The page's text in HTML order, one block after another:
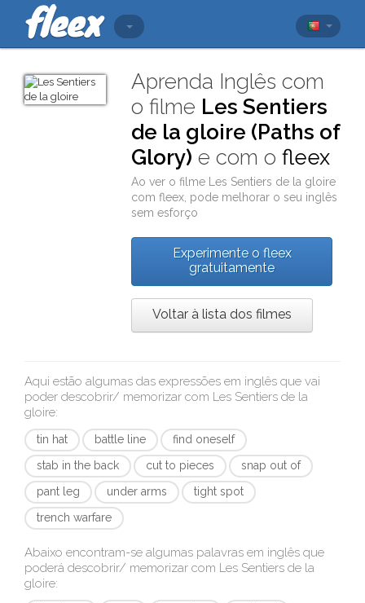
Aprenda Inglês com
o filme Les Sentiers
de la gloire (Paths of
Glory) e com ofleex
Ao ver o filme
Les Sentiers de la gloire
comfleex , pode melhorar o seu inglês
sem esforço
Experimente o fleex
gratuitamente
Voltar à lista dos filmes
Aqui estão algumas das expressões em inglês que vai
poder descobrir/ memorizar com Les Sentiers de la
gloire:
tin hat battle line
find oneself
stab in the back
cut to pieces
snap out of
pant leg
under arms
tight spot
trench warfare
Abaixo encontram-se algumas palavras em inglês que
poderá descobrir/ memorizar com Les Sentiers de la
gloire: